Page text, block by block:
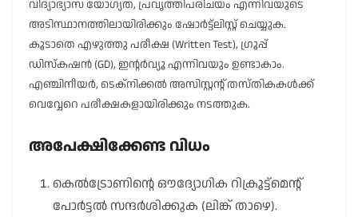
വിദ്യാഭ്യാസ യോഗ്യത, പ്രവൃത്തിപരിചയം എന്നിവയുടെ
അടിസ്ഥാനത്തിലായിരിക്കും ഷോർട്ട്‌ലിസ്റ്റ് ചെയ്യുക.
കൂടാതെ എഴുത്തു പരീക്ഷ (Written Test), ഗ്രൂപ്പ്
ഡിസ്കഷൻ (GD), ഇന്റർവ്യൂ എന്നിവയും ഉണ്ടാകാം.
എഞ്ചിനീയർ, ടെക്നിക്കൽ അസിസ്റ്റന്റ് തസ്തികകൾക്ക്
വെവ്വേറെ പരീക്ഷകളായിരിക്കും നടത്തുക.
അപേക്ഷിക്കേണ്ട വിധം
കെൽട്രോണിന്റെ ഔദ്യോഗിക റിക്രൂട്ട്മെന്റ്
പോർട്ടൽ സന്ദർശിക്കുക (ലിങ്ക് താഴെ).